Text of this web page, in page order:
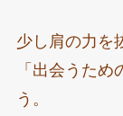
少し肩の力を
「出会うた
う。